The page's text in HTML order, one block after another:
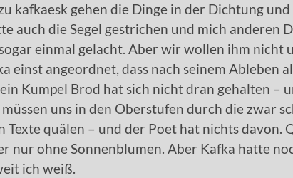
kafkaesk gehen die Dinge in der Dichtung
auch die Segel gestrichen und mich anderen
einmal gelacht. Aber wir wollen ihm nicht
einst angeordnet, dass nach seinem Ableben
Kumpel Brod hat sich nicht dran gehalten –
uns in den Oberstufen durch die zwar
Texte quälen – und der Poet hat nichts davon.
nur ohne Sonnenblumen. Aber Kafka hatte
ich weiß.